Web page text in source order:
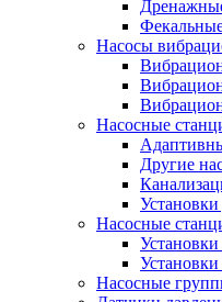
Насосы
Насосные
Другие
Установки
Насосные
Насосные